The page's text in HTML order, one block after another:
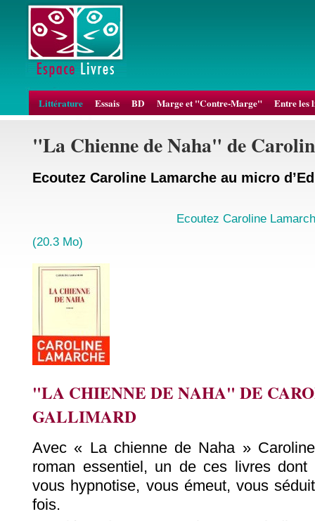
Littérature Essais BD Marge et "Contre-Marge" Entre les
"La Chienne de Naha" de
Ecoutez Caroline Lamarche au micro
Ecoutez Caroline
(20.3 Mo)
"LA CHIENNE DE NAHA" DE
GALLIMARD
Avec « La chienne de Naha »
roman essentiel, un de ces livres dont
vous hypnotise, vous émeut, vous
fois.